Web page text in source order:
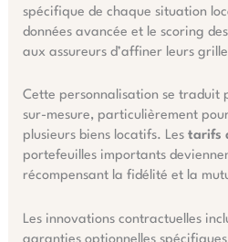
spécifique de chaque situation
données avancée et le scoring
aux assureurs d’affiner leurs
Cette personnalisation se traduit
sur-mesure, particulièrement
plusieurs biens locatifs. Les tarifs
portefeuilles importants
récompensant la fidélité et la
Les innovations contractuelles